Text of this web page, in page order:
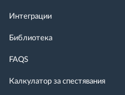
Интеграции
Библиотека
FAQS
Калкулатор за спестявания